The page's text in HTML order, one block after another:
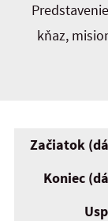
kňaz,
Začiatok
Koniec